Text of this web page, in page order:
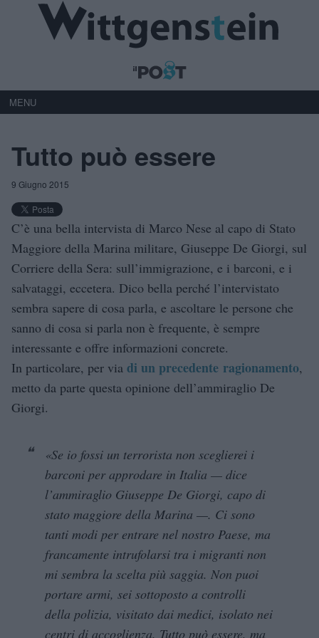
MENU
Tutto può essere
9 Giugno 2015
C’è una bella intervista di Marco Nese al capo di Stato
Maggiore della Marina militare, Giuseppe De Giorgi, sul
Corriere della Sera: sull’immigrazione, e i barconi, e i
salvataggi, eccetera. Dico bella perché l’intervistato
sembra sapere di cosa parla, e ascoltare le persone che
sanno di cosa si parla non è frequente, è sempre
interessante e offre informazioni concrete.
In particolare, per via di un precedente ragionamento,
metto da parte questa opinione dell’ammiraglio De
Giorgi.
«Se io fossi un terrorista non sceglierei i
barconi per approdare in Italia — dice
l’ammiraglio Giuseppe De Giorgi, capo di
stato maggiore della Marina —. Ci sono
tanti modi per entrare nel nostro Paese, ma
francamente intrufolarsi tra i migranti non
mi sembra la scelta più saggia. Non puoi
portare armi, sei sottoposto a controlli
della polizia, visitato dai medici, isolato nei
centri di accoglienza. Tutto può essere, ma